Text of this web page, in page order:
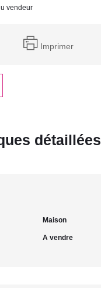
vendeur
Imprimer
détaillées
Maison
A vendre